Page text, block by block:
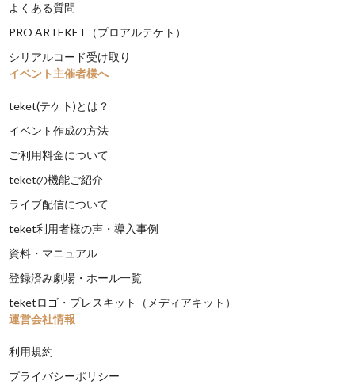
よくある質問
PRO ARTEKET（プロアルテケト）
シリアルコード受け取り
イベント主催者様へ
teket(テケト)とは？
イベント作成の方法
ご利用料金について
teketの機能ご紹介
ライブ配信について
teket利用者様の声・導入事例
資料・マニュアル
登録済み劇場・ホール一覧
teketロゴ・プレスキット（メディアキット）
運営会社情報
利用規約
プライバシーポリシー